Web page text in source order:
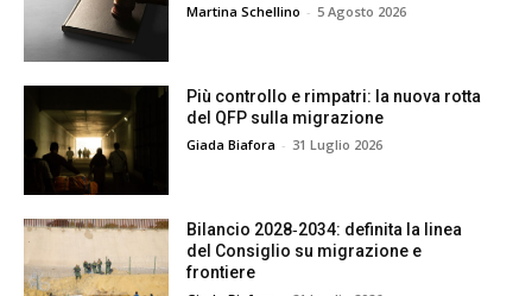
Martina Schellino - 5 Agosto 2026
Più controllo e rimpatri: la nuova rotta
del QFP sulla migrazione
Giada Biafora - 31 Luglio 2026
Bilancio 2028‑2034: definita la linea
del Consiglio su migrazione e
frontiere